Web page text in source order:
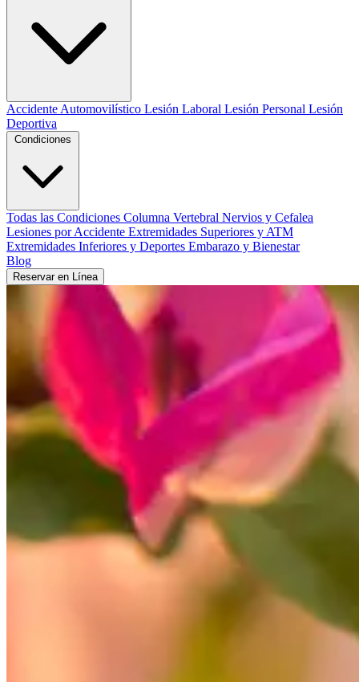
Accidente Automovilístico Lesión Laboral Lesión Personal Lesión
Deportiva
Todas las Condiciones Columna Vertebral Nervios y Cefalea
Lesiones por Accidente Extremidades Superiores y ATM
Extremidades Inferiores y Deportes Embarazo y Bienestar
Blog
Reservar en Línea